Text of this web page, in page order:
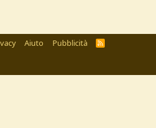
Aiuto Pubblicità
R